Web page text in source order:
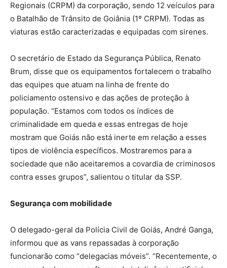
Regionais (CRPM) da corporação, sendo 12 veículos para
o Batalhão de Trânsito de Goiânia (1º CRPM). Todas as
viaturas estão caracterizadas e equipadas com sirenes.
O secretário de Estado da Segurança Pública, Renato
Brum, disse que os equipamentos fortalecem o trabalho
das equipes que atuam na linha de frente do
policiamento ostensivo e das ações de proteção à
população. “Estamos com todos os índices de
criminalidade em queda e essas entregas de hoje
mostram que Goiás não está inerte em relação a esses
tipos de violência específicos. Mostraremos para a
sociedade que não aceitaremos a covardia de criminosos
contra esses grupos”, salientou o titular da SSP.
Segurança com mobilidade
O delegado-geral da Polícia Civil de Goiás, André Ganga,
informou que as vans repassadas à corporação
funcionarão como “delegacias móveis”. “Recentemente, o